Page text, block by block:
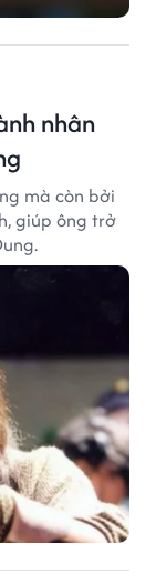
nhân
mà còn bởi
giúp ông trở